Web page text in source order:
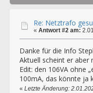
Re: Netztrafo
« Antwort #2 am:
Danke für die Info
Aktuell scheint er aber
Edit: den 106VA ohne
100mA, das könnte ja
« Letzte Änderung: